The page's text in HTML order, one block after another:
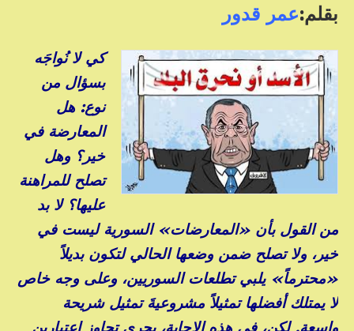
بقلم:عمر قدور
كي لا نُواجَه
بسؤال من
نوع: هل
المعارضة في
خير؟ وهل
تصلح للمراهنة
عليها؟ لا بد
من القول بأن «المعارضات» السورية ليست في
خير، ولا تصلح ضمن وضعها الحالي لتكون بديلاً
«محترماً» يلبي تطلعات السوريين، وعلى وجه خاص
لا يمتلك أفضلها تمثيلاً مشروعيةَ تمثيل شريحة
واسعة. لكن، في هذه الإجابة، يجري تجاوز اعتبارين